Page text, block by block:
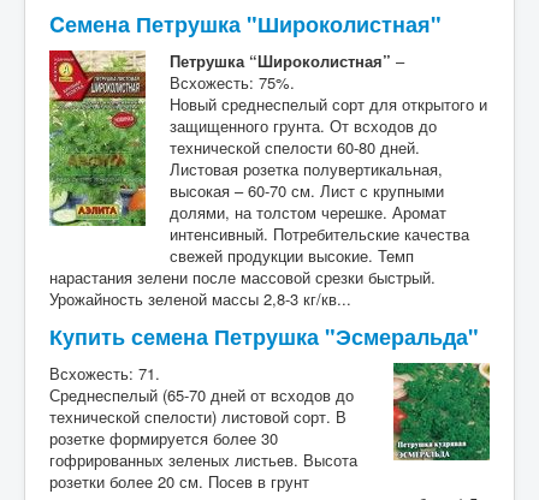
Cемена Петрушка "Широколистная"
Петрушка “Широколистная” –
Всхожесть: 75%.
Новый среднеспелый сорт для открытого и
защищенного грунта. От всходов до
технической спелости 60-80 дней.
Листовая розетка полувертикальная,
высокая – 60-70 см. Лист с крупными
долями, на толстом черешке. Аромат
интенсивный. Потребительские качества
свежей продукции высокие. Темп
нарастания зелени после массовой срезки быстрый.
Урожайность зеленой массы 2,8-3 кг/кв...
Купить семена Петрушка "Эсмеральда"
Всхожесть: 71.
Среднеспелый (65-70 дней от всходов до
технической спелости) листовой сорт. В
розетке формируется более 30
гофрированных зеленых листьев. Высота
розетки более 20 см. Посев в грунт